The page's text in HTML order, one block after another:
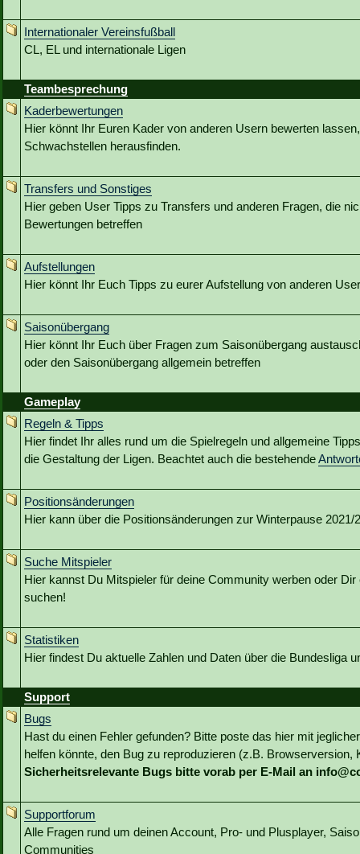
Internationaler Vereinsfußball
CL, EL und internationale Ligen
Teambesprechung
Kaderbewertungen
Hier könnt Ihr Euren Kader von anderen Usern bewerten
Schwachstellen herausfinden.
Transfers und Sonstiges
Hier geben User Tipps zu Transfers und anderen Fragen, die
Bewertungen betreffen
Aufstellungen
Hier könnt Ihr Euch Tipps zu eurer Aufstellung von anderen
Saisonübergang
Hier könnt Ihr Euch über Fragen zum Saisonübergang
oder den Saisonübergang allgemein betreffen
Gameplay
Regeln & Tipps
Hier findet Ihr alles rund um die Spielregeln und allgemeine
die Gestaltung der Ligen. Beachtet auch die bestehende
Positionsänderungen
Hier kann über die Positionsänderungen zur Winterpause 2021/
Suche Mitspieler
Hier kannst Du Mitspieler für deine Community werben oder Dir
suchen!
Statistiken
Hier findest Du aktuelle Zahlen und Daten über die Bundesliga
Support
Bugs
Hast du einen Fehler gefunden? Bitte poste das hier mit
helfen könnte, den Bug zu reproduzieren (z.B. Browserversion,
Sicherheitsrelevante Bugs bitte vorab per E-Mail an
Supportforum
Alle Fragen rund um deinen Account, Pro- und Plusplayer,
Communities